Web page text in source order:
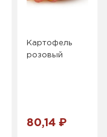
Картофель
розовый
80,14 ₽